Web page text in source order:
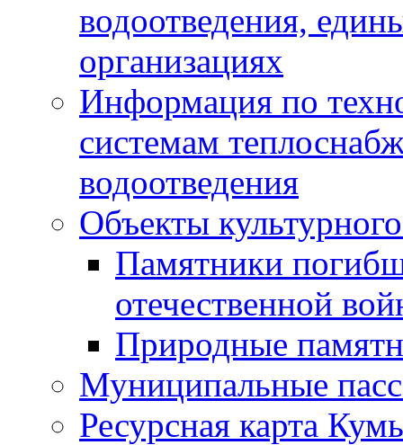
водоотведения,
организациях
Информация по
системам
водоотведения
Объекты
Памятники
отечественной
Природные
Муниципальные
Ресурсная карта